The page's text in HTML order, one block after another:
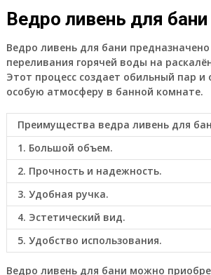
Ведро ливень для бани
Ведро ливень для бани
переливания горячей воды на
Этот процесс создает обильный пар и
особую атмосферу в банной комнате.
Преимущества ведра ливень для
1. Большой объем.
2. Прочность и надежность.
3. Удобная ручка.
4. Эстетический вид.
5. Удобство использования.
Ведро ливень для бани можно